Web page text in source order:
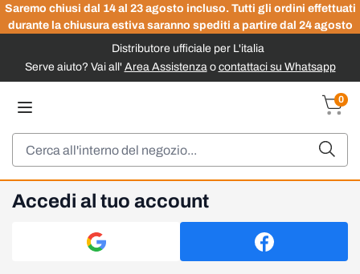
Saremo chiusi dal 14 al 23 agosto incluso. Tutti gli ordini effettuati
durante la chiusura estiva saranno spediti a partire dal 24 agosto
Distributore ufficiale per L'italia
Serve aiuto? Vai all' Area Assistenzao contattaci su Whatsapp
0
Accedi al tuo account